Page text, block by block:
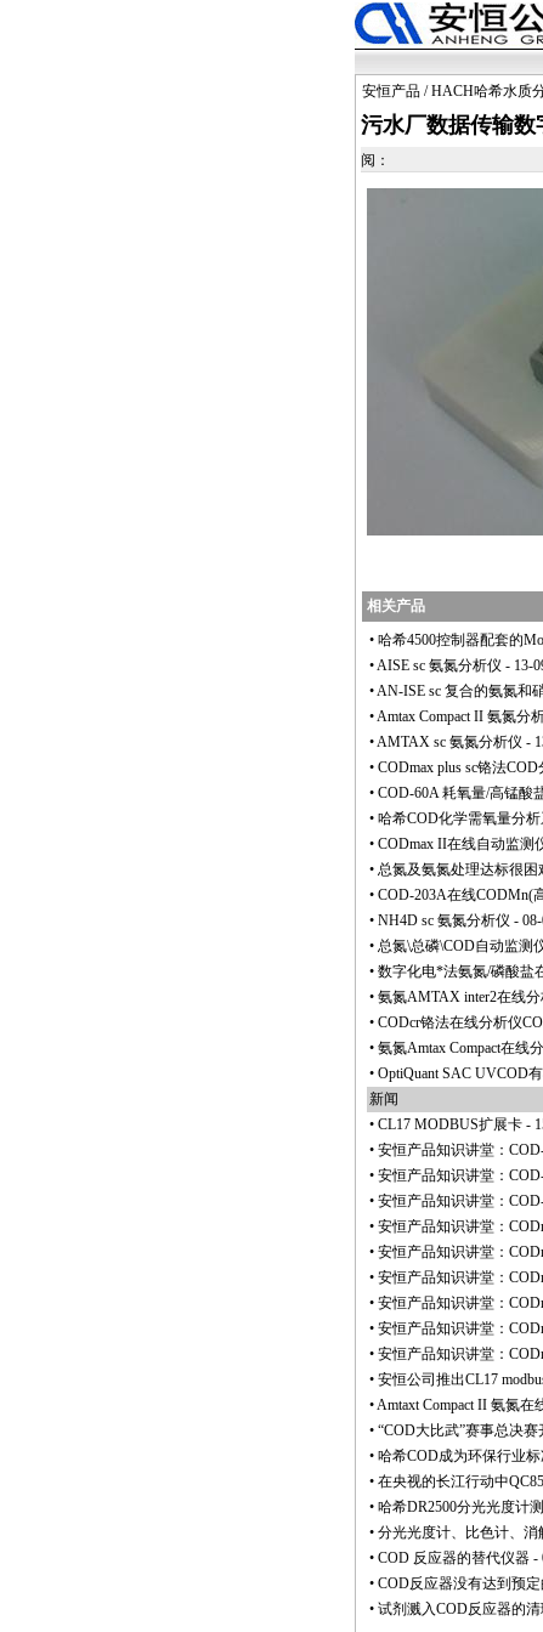
安恒产品 /HACH哈希水质
污水厂数据传输数
阅：
相关产品
• 哈希4500控制器配套的
•AISE sc 氨氮分析仪 - 13-
•AN-ISE sc 复合的氨氮和
•Amtax Compact II 氨氮分
•AMTAX sc 氨氮分析仪 -
• CODmax plus sc铬法COD
• COD-60A 耗氧量/高锰酸
• 哈希COD化学需氧量分
• CODmax II在线自动监测
• 总氮及氨氮处理达标很
• COD-203A在线CODMn(
• NH4D sc 氨氮分析仪 -
• 总氮\总磷\COD自动监测
• 数字化电*法氨氮/磷酸盐
• 氨氮AMTAX inter2在线分
• CODcr铬法在线分析仪
• 氨氮Amtax Compact在线
• OptiQuant SAC UVCOD
新闻
• CL17 MODBUS扩展卡 -
• 安恒产品知识讲堂：
• 安恒产品知识讲堂：
• 安恒产品知识讲堂：
• 安恒产品知识讲堂：
• 安恒产品知识讲堂：
• 安恒产品知识讲堂：
• 安恒产品知识讲堂：
• 安恒产品知识讲堂：
• 安恒产品知识讲堂：
• 安恒公司推出CL17
•Amtaxt Compact II 氨氮
• “COD大比武”赛事总决赛
• 哈希COD成为环保行业
• 在央视的长江行动中
• 哈希DR2500分光光度计
• 分光光度计、比色计、
• COD 反应器的替代仪器 -
• COD反应器没有达到预
• 试剂溅入COD反应器的